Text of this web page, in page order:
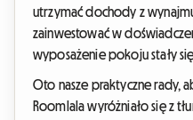
utrzymać dochody z
zainwestować w
wyposażenie pokoju stały
Oto nasze praktyczne rady,
Roomlala wyróżniało się z